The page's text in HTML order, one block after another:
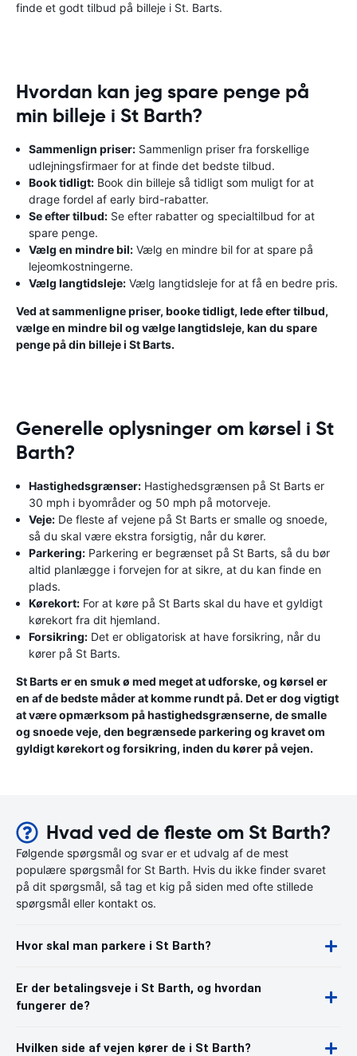
finde et godt tilbud på billeje i St. Barts.
Hvordan kan jeg spare penge på
min billeje i St Barth?
Sammenlign priser: Sammenlign priser fra forskellige
udlejningsfirmaer for at finde det bedste tilbud.
Book tidligt: Book din billeje så tidligt som muligt for at
drage fordel af early bird-rabatter.
Se efter tilbud: Se efter rabatter og specialtilbud for at
spare penge.
Vælg en mindre bil: Vælg en mindre bil for at spare på
lejeomkostningerne.
Vælg langtidsleje: Vælg langtidsleje for at få en bedre pris.
Ved at sammenligne priser, booke tidligt, lede efter tilbud,
vælge en mindre bil og vælge langtidsleje, kan du spare
penge på din billeje i St Barts.
Generelle oplysninger om kørsel i St
Barth?
Hastighedsgrænser: Hastighedsgrænsen på St Barts er
30 mph i byområder og 50 mph på motorveje.
Veje: De fleste af vejene på St Barts er smalle og snoede,
så du skal være ekstra forsigtig, når du kører.
Parkering: Parkering er begrænset på St Barts, så du bør
altid planlægge i forvejen for at sikre, at du kan finde en
plads.
Kørekort: For at køre på St Barts skal du have et gyldigt
kørekort fra dit hjemland.
Forsikring: Det er obligatorisk at have forsikring, når du
kører på St Barts.
St Barts er en smuk ø med meget at udforske, og kørsel er
en af ​​de bedste måder at komme rundt på. Det er dog vigtigt
at være opmærksom på hastighedsgrænserne, de smalle
og snoede veje, den begrænsede parkering og kravet om
gyldigt kørekort og forsikring, inden du kører på vejen.
Hvad ved de fleste om St Barth?
Følgende spørgsmål og svar er et udvalg af de mest
populære spørgsmål for St Barth. Hvis du ikke finder svaret
på dit spørgsmål, så tag et kig på siden med ofte stillede
spørgsmål eller kontakt os.
Hvor skal man parkere i St Barth?
Er der betalingsveje i St Barth, og hvordan
fungerer de?
Hvilken side af vejen kører de i St Barth?